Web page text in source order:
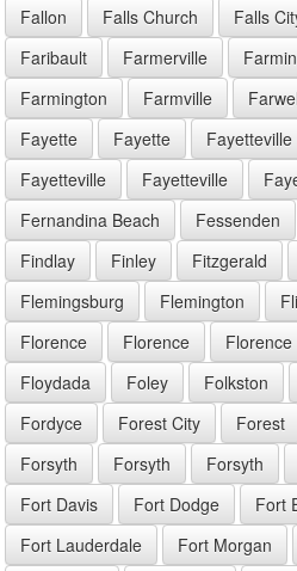
Fallon Falls Church Falls
Faribault
Farmerville
Farmington
Farmville
Fayette
Fayette Fayetteville
Fayetteville
Fayetteville
Fernandina Beach
Fessenden
Findlay
Finley Fitzgerald
Flemingsburg
Flemington
Florence
Florence Florence
Floydada
Foley Folkston
Fordyce
Forest City Forest
Forsyth
Forsyth Forsyth
Fort Davis
Fort Dodge Fort
Fort Lauderdale
Fort Morgan